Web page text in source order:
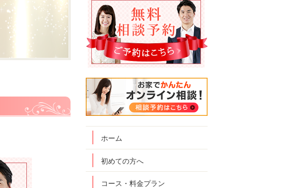
ホーム
初めての方へ
コース・料金プラン